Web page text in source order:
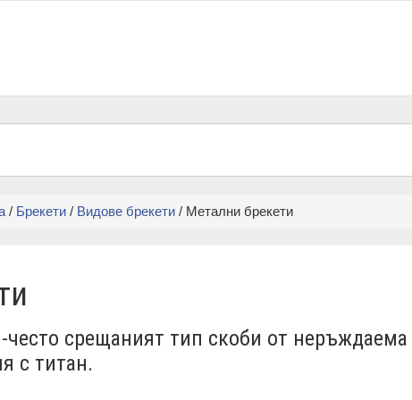
/ Брекети / Видове брекети / Метални брекети
срещаният тип скоби от неръждаема
с титан.